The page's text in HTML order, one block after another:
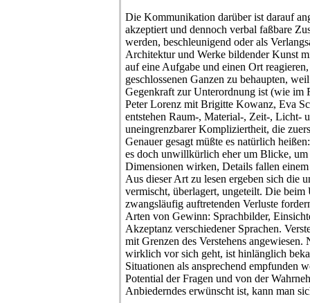
Die Kommunikation darüber ist darauf
akzeptiert und dennoch verbal faßbare
werden, beschleunigend oder als
Architektur und Werke bildender Kunst
auf eine Aufgabe und einen Ort
geschlossenen Ganzen zu behaupten,
Gegenkraft zur Unterordnung ist (wie im
Peter Lorenz mit Brigitte Kowanz, Eva
entstehen Raum-, Material-, Zeit-, Licht-
uneingrenzbarer Kompliziertheit, die
Genauer gesagt müßte es natürlich
es doch unwillkürlich eher um Blicke,
Dimensionen wirken, Details fallen
Aus dieser Art zu lesen ergeben sich die
vermischt, überlagert, ungeteilt. Die beim
zwangsläufig auftretenden Verluste
Arten von Gewinn: Sprachbilder,
Akzeptanz verschiedener Sprachen.
mit Grenzen des Verstehens
wirklich vor sich geht, ist hinlänglich
Situationen als ansprechend empfunden
Potential der Fragen und von der
Anbiederndes erwünscht ist, kann man